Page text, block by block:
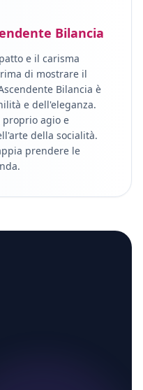
Bilancia
e il carisma
di mostrare il
Bilancia è
e dell'eleganza.
agio e
della socialità.
prendere le